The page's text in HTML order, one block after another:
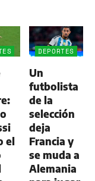
el
DEPORTES
Un
futbolista
de la
selección
deja
Francia y
se muda a
Alemania